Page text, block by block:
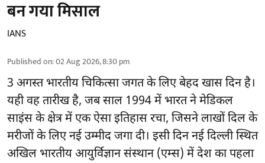
बन गया मिसाल
IANS
Published on:02 Aug 2026, 8:30 pm
3 अगस्त भारतीयचिकित्साजगत के लिए बेहद खास दिन है।
यही वह तारीख है, जब साल 1994 में भारत ने मेडिकल
साइंस के क्षेत्र में एक ऐसा इतिहास रचा, जिसने लाखों दिल के
मरीजों के लिए नई उम्मीद जगा दी। इसी दिन नई दिल्ली स्थित
अखिल भारतीय आयुर्विज्ञान संस्थान (एम्स) में देश का पहला